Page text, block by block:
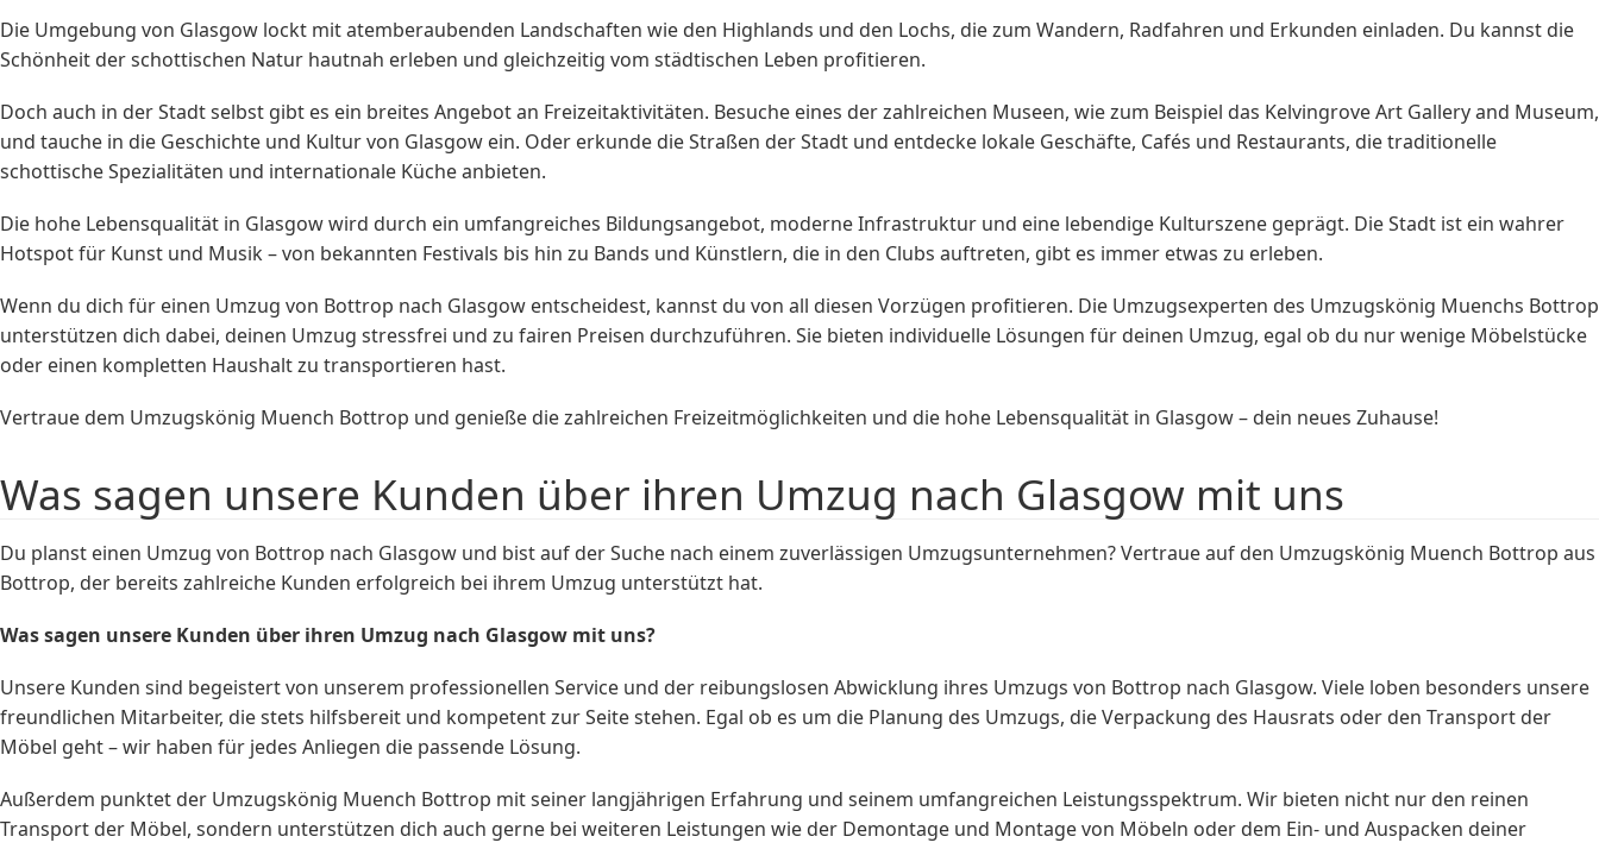
Die Umgebung von Glasgow lockt mit atemberaubenden Landschaften wie den Highlands und den Lochs, die zum Wandern, Radfahren und Erkunden einladen. Du kannst die
Schönheit der schottischen Natur hautnah erleben und gleichzeitig vom städtischen Leben profitieren.
Doch auch in der Stadt selbst gibt es ein breites Angebot an Freizeitaktivitäten. Besuche eines der zahlreichen Museen, wie zum Beispiel das Kelvingrove Art Gallery and Museum,
und tauche in die Geschichte und Kultur von Glasgow ein. Oder erkunde die Straßen der Stadt und entdecke lokale Geschäfte, Cafés und Restaurants, die traditionelle
schottische Spezialitäten und internationale Küche anbieten.
Die hohe Lebensqualität in Glasgow wird durch ein umfangreiches Bildungsangebot, moderne Infrastruktur und eine lebendige Kulturszene geprägt. Die Stadt ist ein wahrer
Hotspot für Kunst und Musik – von bekannten Festivals bis hin zu Bands und Künstlern, die in den Clubs auftreten, gibt es immer etwas zu erleben.
Wenn du dich für einen Umzug von Bottrop nach Glasgow entscheidest, kannst du von all diesen Vorzügen profitieren. Die Umzugsexperten des Umzugskönig Muenchs Bottrop
unterstützen dich dabei, deinen Umzug stressfrei und zu fairen Preisen durchzuführen. Sie bieten individuelle Lösungen für deinen Umzug, egal ob du nur wenige Möbelstücke
oder einen kompletten Haushalt zu transportieren hast.
Vertraue dem Umzugskönig Muench Bottrop und genieße die zahlreichen Freizeitmöglichkeiten und die hohe Lebensqualität in Glasgow – dein neues Zuhause!
Was sagen unsere Kunden über ihren Umzug nach Glasgow mit uns
Du planst einen Umzug von Bottrop nach Glasgow und bist auf der Suche nach einem zuverlässigen Umzugsunternehmen? Vertraue auf den Umzugskönig Muench Bottrop aus
Bottrop, der bereits zahlreiche Kunden erfolgreich bei ihrem Umzug unterstützt hat.
Was sagen unsere Kunden über ihren Umzug nach Glasgow mit uns?
Unsere Kunden sind begeistert von unserem professionellen Service und der reibungslosen Abwicklung ihres Umzugs von Bottrop nach Glasgow. Viele loben besonders unsere
freundlichen Mitarbeiter, die stets hilfsbereit und kompetent zur Seite stehen. Egal ob es um die Planung des Umzugs, die Verpackung des Hausrats oder den Transport der
Möbel geht – wir haben für jedes Anliegen die passende Lösung.
Außerdem punktet der Umzugskönig Muench Bottrop mit seiner langjährigen Erfahrung und seinem umfangreichen Leistungsspektrum. Wir bieten nicht nur den reinen
Transport der Möbel, sondern unterstützen dich auch gerne bei weiteren Leistungen wie der Demontage und Montage von Möbeln oder dem Ein- und Auspacken deiner